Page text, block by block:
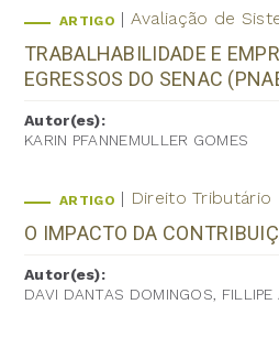
ARTIGO Avaliação de
TRABALHABILIDADE E
EGRESSOS DO SENAC
Autor(es):
KARIN PFANNEMULLER GOMES
ARTIGO Direito Tributário
O IMPACTO DA
Autor(es):
DAVI DANTAS DOMINGOS,